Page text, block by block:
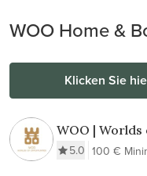
WOO Home &
Klicken Sie
WOO | Worlds
Opportunities
5.0 100 €